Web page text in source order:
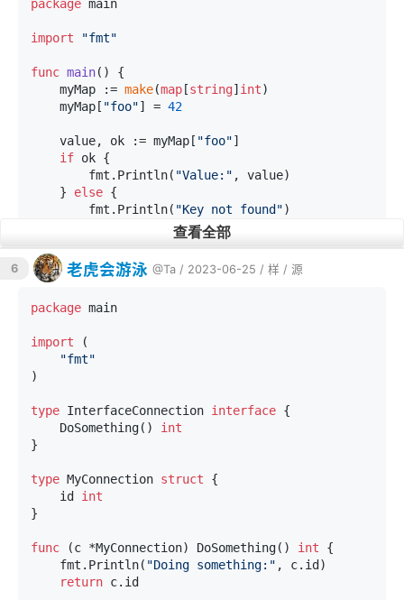
package main
import "fmt"
func main() {
    myMap :=
make(map[string] int)
    myMap[
"foo"] = 42
    value, ok := myMap[
"foo"]
if ok {
        fmt.Println(
"Value:" , value)
    }
else {
        fmt.Println(
"Key not found")
    value, ok = myMap[
if ok {
    }
else {
    }
输出结果为：
Key not found
在这个示例中，
返回 true ，并打印出对应的值42。而对于键 "bar"
不存在于 myMap 中，因此第二个判断返回 false
出"Key not found"。
查看全部
6 老虎会游泳 @Ta / 2023-06-25 / 样 / 源
package main
import (
"fmt"
)
type InterfaceConnection interface {
	DoSomething()
int
}
type MyConnection struct {
	id
int
}
func (c *MyConnection) DoSomething() int {
	fmt.Println(
"Doing something:" , c.id)
return c.id